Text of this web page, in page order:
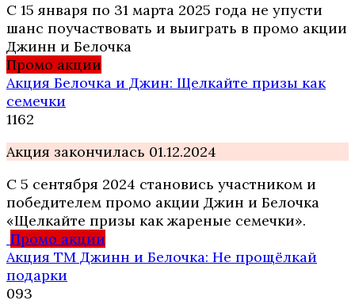
С 15 января по 31 марта 2025 года не упусти
шанс поучаствовать и выиграть в промо акции
Джинн и Белочка
Промо акции
Акция Белочка и Джин: Щелкайте призы как
семечки
1162
Акция закончилась 01.12.2024
С 5 сентября 2024 становись участником и
победителем промо акции Джин и Белочка
«Щелкайте призы как жареные семечки».
Промо акции
Акция ТМ Джинн и Белочка: Не прощёлкай
подарки
093